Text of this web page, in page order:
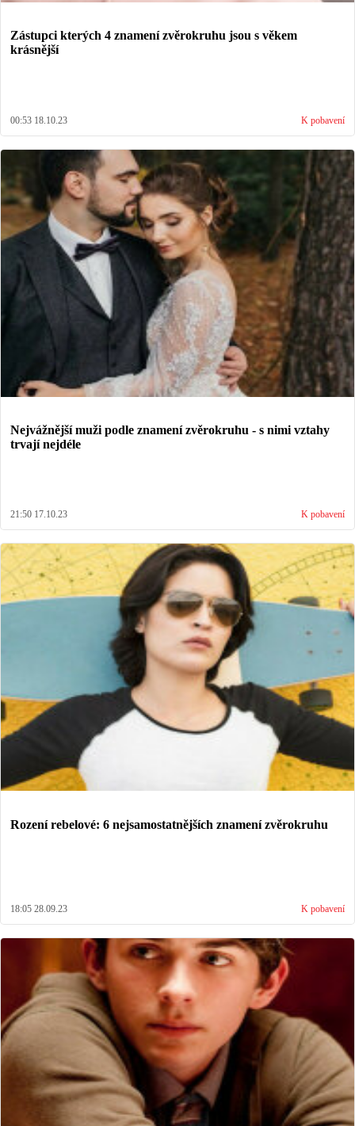
Zástupci kterých 4 znamení zvěrokruhu jsou s věkem
krásnější
00:53 18.10.23 K pobavení
Nejvážnější muži podle znamení zvěrokruhu - s nimi vztahy
trvají nejdéle
21:50 17.10.23 K pobavení
Rození rebelové: 6 nejsamostatnějších znamení zvěrokruhu
18:05 28.09.23 K pobavení